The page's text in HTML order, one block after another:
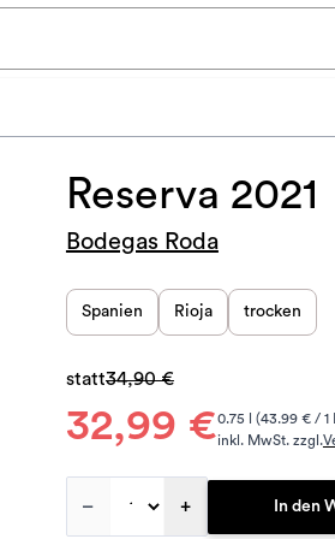
Reserva 2021
Bodegas Roda
Spanien Rioja trocken
32,99 €
statt34,90 €
0.75 l (43.99 € / 1
inkl. MwSt. zzgl.
– + In den